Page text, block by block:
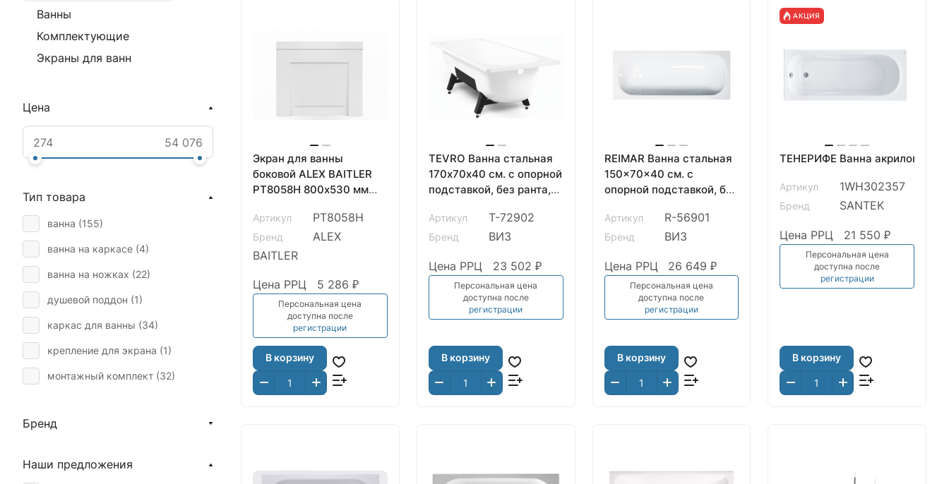
Экран для ванны
боковой ALEX BAITLER
PT8058H 800х530 мм
Артикул PT8058H
Бренд
ALEX
BAITLER
Цена РРЦ 5 286 ₽
Персональная цена
доступна после
регистрации
В корзину
TEVRO Ванна стальная
170х70х40 см. с опорной
подставкой, без ранта,
Артикул Т-72902
Бренд ВИЗ
Цена РРЦ 23 502 ₽
Персональная цена
доступна после
регистрации
В корзину
REIMAR Ванна стальная
150x70x40 cм. с
опорной подставкой, без
ВИЗ
Артикул R-56901
Бренд ВИЗ
Цена РРЦ 26 649 ₽
Персональная цена
доступна после
регистрации
В корзину
АКЦИЯ
ТЕНЕРИФЕ Ванна акриловая
Артикул 1WH302357
Бренд SANTEK
Цена РРЦ 21 550 ₽
Персональная цена
доступна после
регистрации
В корзину
Ванны
Комплектующие
Экраны для ванн
Цена
Тип товара
ванна (155)
ванна на каркасе (4)
ванна на ножках (22)
душевой поддон (1)
каркас для ванны (34)
крепление для экрана (1)
монтажный комплект (32)
ручки для ванны (
Бренд
Наши предложения